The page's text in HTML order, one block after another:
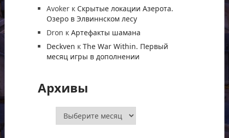
Avokerк Скрытые локации Азерота.
Озеро в Элвиннском лесу
Dron к Артефакты шамана
Deckven к The War Within. Первый
месяц игры в дополнении
Архивы
Архивы